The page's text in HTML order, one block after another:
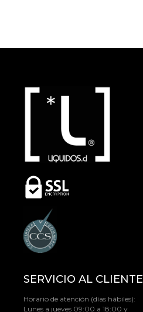
SERVICIO AL CLIENTE
Horario de atención (días hábiles):
Lunes a jueves 09:00 a 18:00 y